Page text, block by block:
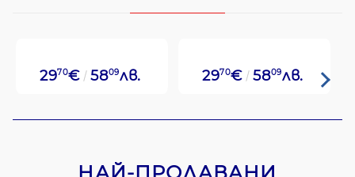
2970€ 5809лв. 2970€ 5809лв.